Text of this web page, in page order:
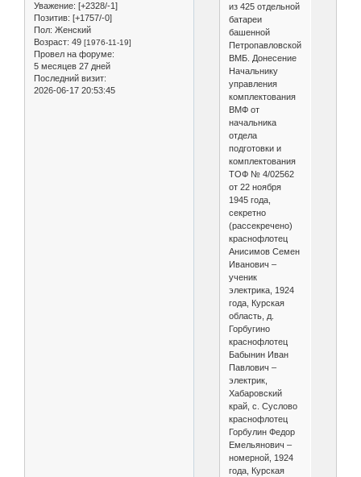
Уважение: [+2328/-1]
Позитив: [+1757/-0]
Пол: Женский
Возраст: 49 [1976-11-19]
Провел на форуме:
5 месяцев 27 дней
Последний визит:
2026-06-17 20:53:45
из 425 отдельной
батареи
башенной
Петропавловской
ВМБ. Донесение
Начальнику
управления
комплектования
ВМФ от
начальника
отдела
подготовки и
комплектования
ТОФ № 4/02562
от 22 ноября
1945 года,
секретно
(рассекречено)
краснофлотец
Анисимов Семен
Иванович –
ученик
электрика, 1924
года, Курская
область, д.
Горбугино
краснофлотец
Бабынин Иван
Павлович –
электрик,
Хабаровский
край, с. Суслово
краснофлотец
Горбулин Федор
Емельянович –
номерной, 1924
года, Курская